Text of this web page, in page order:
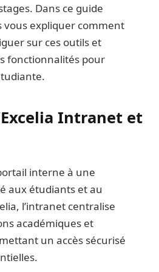
Dans ce guide
vous expliquer comment
sur ces outils et
fonctionnalités pour
Intranet et
interne à une
aux étudiants et au
l’intranet centralise
académiques et
un accès sécurisé